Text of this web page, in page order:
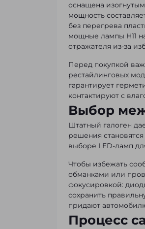
оснащена
мощность
без перегрева
мощные лампы H11
отражателя из-за
Перед покупкой
рестайлинговых
гарантирует
контактируют с
Выбор
Штатный галоген
решения
выборе LED-ламп
Чтобы избежать
обманками или
фокусировкой:
сохранить
придают
Процесс